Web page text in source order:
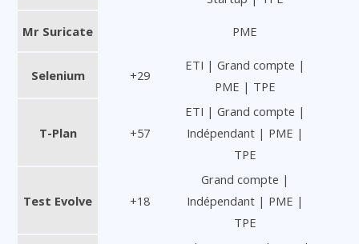
Mr Suricate PME
Selenium +29
ETI | Grand compte |
PME | TPE
T-Plan +57
ETI | Grand compte |
Indépendant | PME |
TPE
Test Evolve +18
Grand compte |
Indépendant | PME |
TPE